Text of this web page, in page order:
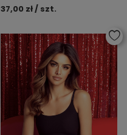
37,00 zł / szt.